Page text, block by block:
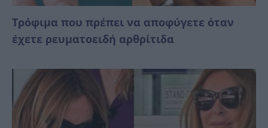
Τρόφιμα που πρέπει να αποφύγετε όταν
έχετε ρευματοειδή αρθρίτιδα